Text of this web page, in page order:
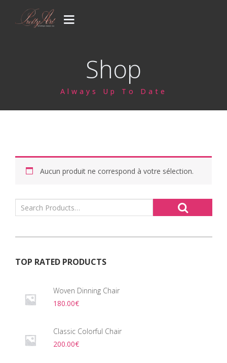
Blog
Shop
Always Up To Date
Aucun produit ne correspond à votre sélection.
TOP RATED PRODUCTS
Woven Dinning Chair
180.00€
Classic Colorful Chair
200.00€